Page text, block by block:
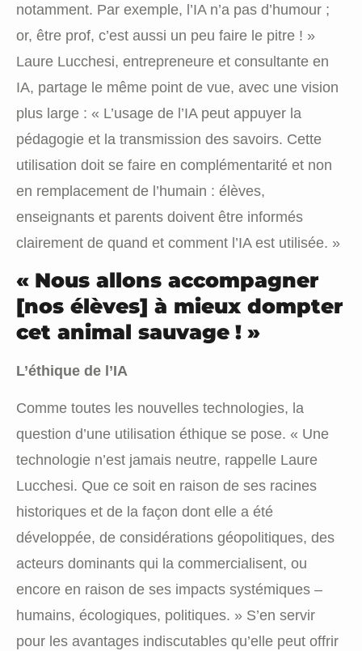
notamment. Par exemple, l’IA n’a pas d’humour ;
or, être prof, c’est aussi un peu faire le pitre ! »
Laure Lucchesi, entrepreneure et consultante en
IA, partage le même point de vue, avec une vision
plus large : « L’usage de l’IA peut appuyer la
pédagogie et la transmission des savoirs. Cette
utilisation doit se faire en complémentarité et non
en remplacement de l’humain : élèves,
enseignants et parents doivent être informés
clairement de quand et comment l’IA est utilisée. »
« Nous allons accompagner
[nos élèves] à mieux dompter
cet animal sauvage ! »
L’éthique de l’IA
Comme toutes les nouvelles technologies, la
question d’une utilisation éthique se pose. « Une
technologie n’est jamais neutre, rappelle Laure
Lucchesi. Que ce soit en raison de ses racines
historiques et de la façon dont elle a été
développée, de considérations géopolitiques, des
acteurs dominants qui la commercialisent, ou
encore en raison de ses impacts systémiques –
humains, écologiques, politiques. » S’en servir
pour les avantages indiscutables qu’elle peut offrir